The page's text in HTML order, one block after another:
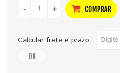
-
+ COMPRAR
Calcular frete e prazo
OK